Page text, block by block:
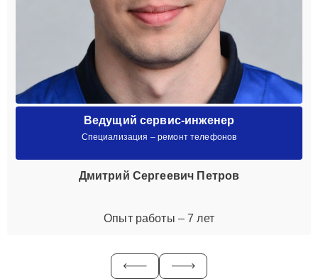
Ведущий сервис-инженер
Специализация – ремонт телефонов
Дмитрий Сергеевич Петров
Опыт работы – 7 лет